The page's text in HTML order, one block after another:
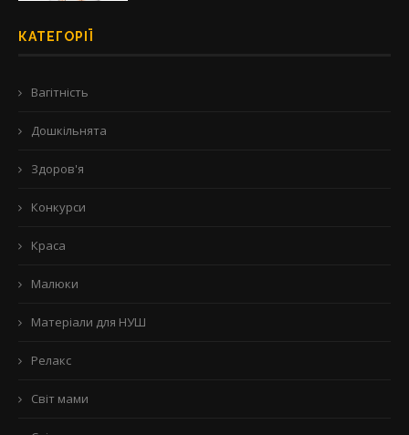
КАТЕГОРІЇ
Вагітність
Дошкільнята
Здоров'я
Конкурси
Краса
Малюки
Матеріали для НУШ
Релакс
Світ мами